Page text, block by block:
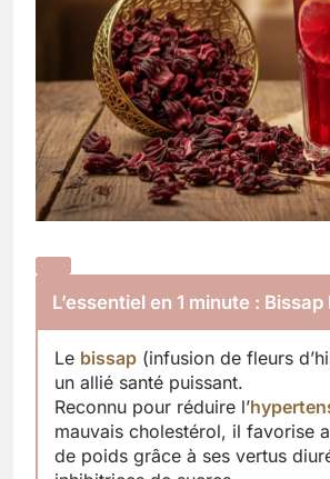
L’essentiel en 1 minute :
Le bissap (infusion de fleurs
un allié santé puissant.
Reconnu pour réduire l’
mauvais cholestérol, il favorise
de poids grâce à ses vertus